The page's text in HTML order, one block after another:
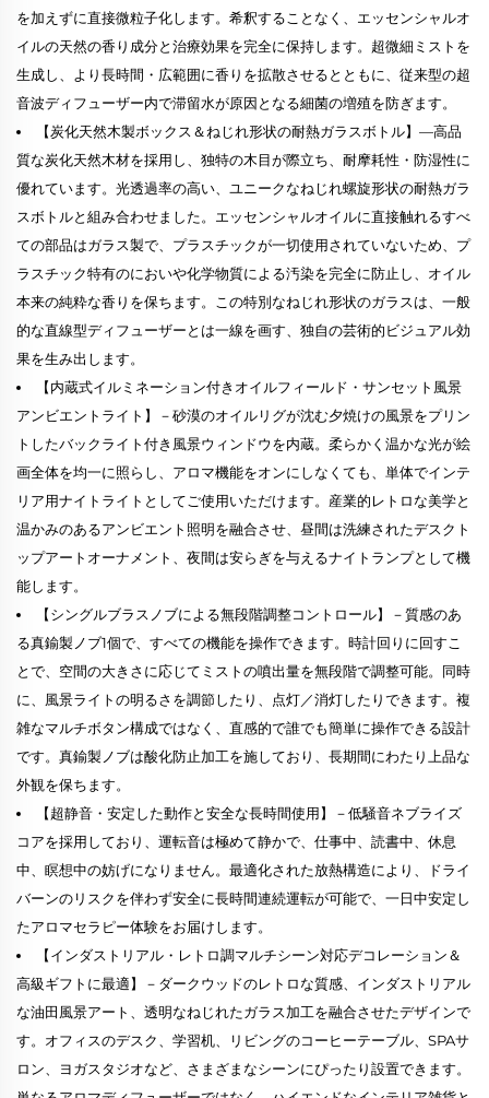
を加えずに直接微粒子化します。希釈することなく、エッセンシャルオ
イルの天然の香り成分と治療効果を完全に保持します。超微細ミストを
生成し、より長時間・広範囲に香りを拡散させるとともに、従来型の超
音波ディフューザー内で滞留水が原因となる細菌の増殖を防ぎます。
【炭化天然木製ボックス＆ねじれ形状の耐熱ガラスボトル】—高品
質な炭化天然木材を採用し、独特の木目が際立ち、耐摩耗性・防湿性に
優れています。光透過率の高い、ユニークなねじれ螺旋形状の耐熱ガラ
スボトルと組み合わせました。エッセンシャルオイルに直接触れるすべ
ての部品はガラス製で、プラスチックが一切使用されていないため、プ
ラスチック特有のにおいや化学物質による汚染を完全に防止し、オイル
本来の純粋な香りを保ちます。この特別なねじれ形状のガラスは、一般
的な直線型ディフューザーとは一線を画す、独自の芸術的ビジュアル効
果を生み出します。
【内蔵式イルミネーション付きオイルフィールド・サンセット風景
アンビエントライト】－砂漠のオイルリグが沈む夕焼けの風景をプリン
トしたバックライト付き風景ウィンドウを内蔵。柔らかく温かな光が絵
画全体を均一に照らし、アロマ機能をオンにしなくても、単体でインテ
リア用ナイトライトとしてご使用いただけます。産業的レトロな美学と
温かみのあるアンビエント照明を融合させ、昼間は洗練されたデスクト
ップアートオーナメント、夜間は安らぎを与えるナイトランプとして機
能します。
【シングルブラスノブによる無段階調整コントロール】－質感のあ
る真鍮製ノブ1個で、すべての機能を操作できます。時計回りに回すこ
とで、空間の大きさに応じてミストの噴出量を無段階で調整可能。同時
に、風景ライトの明るさを調節したり、点灯／消灯したりできます。複
雑なマルチボタン構成ではなく、直感的で誰でも簡単に操作できる設計
です。真鍮製ノブは酸化防止加工を施しており、長期間にわたり上品な
外観を保ちます。
【超静音・安定した動作と安全な長時間使用】－低騒音ネブライズ
コアを採用しており、運転音は極めて静かで、仕事中、読書中、休息
中、瞑想中の妨げになりません。最適化された放熱構造により、ドライ
バーンのリスクを伴わず安全に長時間連続運転が可能で、一日中安定し
たアロマセラピー体験をお届けします。
【インダストリアル・レトロ調マルチシーン対応デコレーション＆
高級ギフトに最適】－ダークウッドのレトロな質感、インダストリアル
な油田風景アート、透明なねじれたガラス加工を融合させたデザインで
す。オフィスのデスク、学習机、リビングのコーヒーテーブル、SPAサ
ロン、ヨガスタジオなど、さまざまなシーンにぴったり設置できます。